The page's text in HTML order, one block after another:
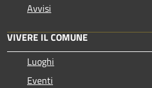
Avvisi
VIVERE IL COMUNE
Luoghi
Eventi